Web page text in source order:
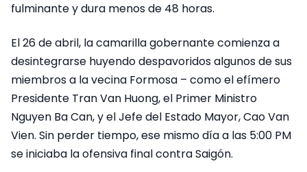
fulminante y dura menos de 48 horas.
El 26 de abril, la camarilla gobernante comienza a
desintegrarse huyendo despavoridos algunos de sus
miembros a la vecina Formosa – como el efímero
Presidente Tran Van Huong, el Primer Ministro
Nguyen Ba Can, y el Jefe del Estado Mayor, Cao Van
Vien. Sin perder tiempo, ese mismo día a las 5:00 PM
se iniciaba la ofensiva final contra Saigón.